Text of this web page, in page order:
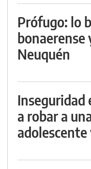
Prófugo: lo
bonaerense
Neuquén
a robar a